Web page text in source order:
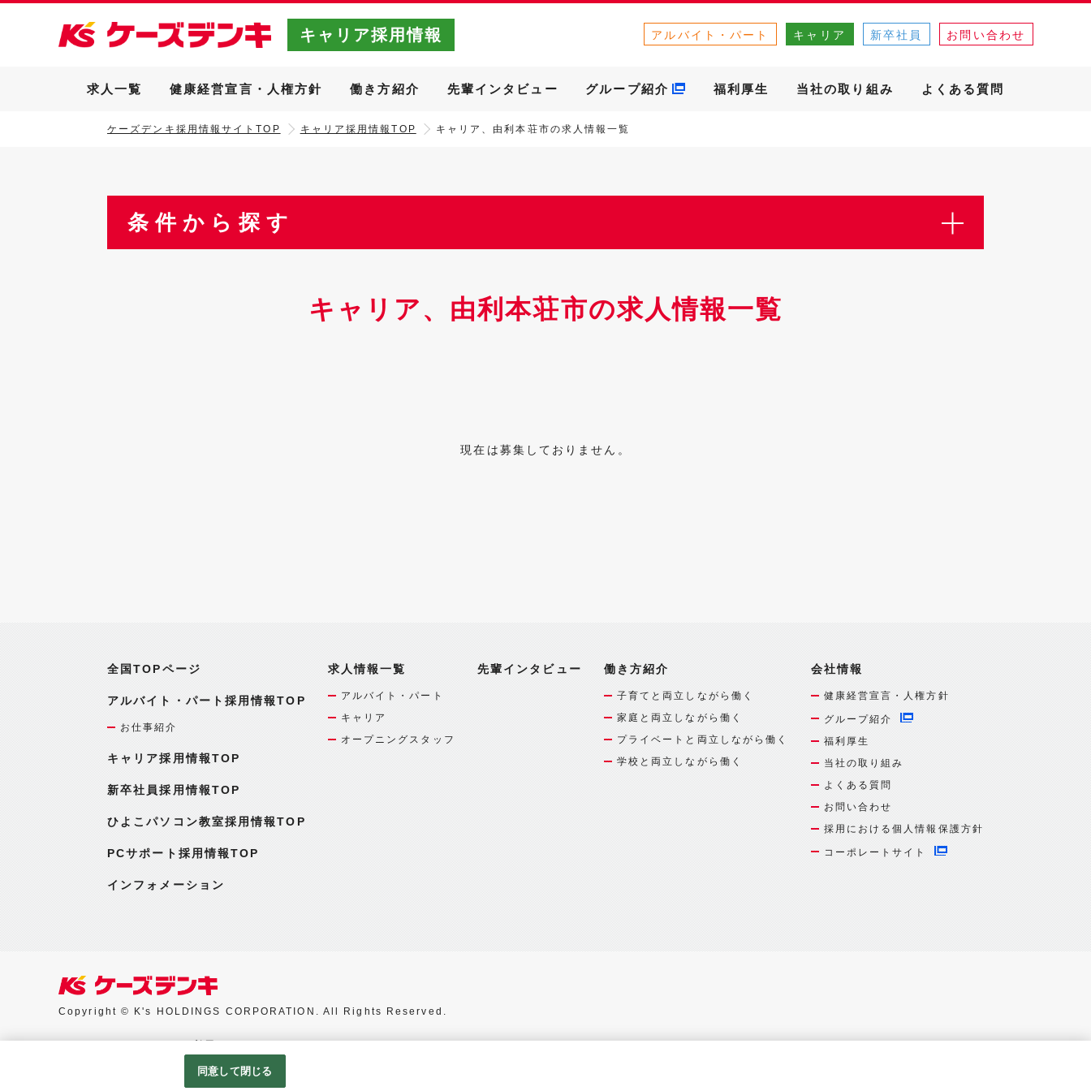
キャリア採用情報 アルバイト・パート キャリア 新卒社員 お問い合わせ
求人一覧 健康経営宣言・人権方針 働き方紹介 先輩インタビュー グループ紹介 福利厚生 当社の取り組み よくある質問
ケーズデンキ採用情報サイトTOP キャリア採用情報TOP キャリア、由利本荘市の求人情報一覧
条件から探す
キャリア、由利本荘市の求人情報一覧
現在は募集しておりません。
全国TOPページ
アルバイト・パート採用情報TOP
お仕事紹介
キャリア採用情報TOP
新卒社員採用情報TOP
ひよこパソコン教室採用情報TOP
PCサポート採用情報TOP
インフォメーション
求人情報一覧
アルバイト・パート
キャリア
オープニングスタッフ
先輩インタビュー 働き方紹介
子育てと両立しながら働く
家庭と両立しながら働く
プライベートと両立しながら働く
学校と両立しながら働く
会社情報
健康経営宣言・人権方針
グループ紹介
福利厚生
当社の取り組み
よくある質問
お問い合わせ
採用における個人情報保護方針
コーポレートサイト
Copyright © K's HOLDINGS CORPORATION. All Rights Reserved.
Googleアナリティクスの利用について
同意して閉じる